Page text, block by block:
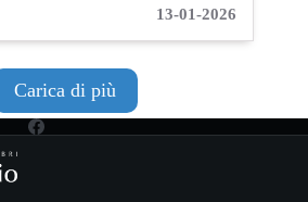
13-01-2026
Carica di più